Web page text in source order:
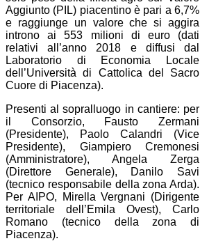
Aggiunto (PIL) piacentino è pari a 6,7%
e raggiunge un valore che si aggira
introno ai 553 milioni di euro (dati
relativi all’anno 2018 e diffusi dal
Laboratorio di Economia Locale
dell’Università di Cattolica del Sacro
Cuore di Piacenza).
Presenti al sopralluogo in cantiere: per
il Consorzio, Fausto Zermani
(Presidente), Paolo Calandri (Vice
Presidente), Giampiero Cremonesi
(Amministratore), Angela Zerga
(Direttore Generale), Danilo Savi
(tecnico responsabile della zona Arda).
Per AIPO, Mirella Vergnani (Dirigente
territoriale dell’Emila Ovest), Carlo
Romano (tecnico della zona di
Piacenza).